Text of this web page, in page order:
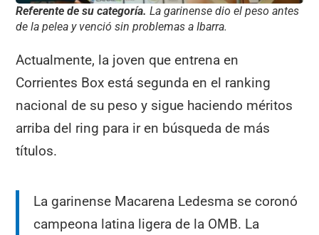
Referente de su categoría.La garinense dio el peso antes
de la pelea y venció sin problemas a Ibarra.
Actualmente, la joven que entrena en
Corrientes Box está segunda en el ranking
nacional de su peso y sigue haciendo méritos
arriba del ring para ir en búsqueda de más
títulos.
La garinense Macarena Ledesma se coronó
campeona latina ligera de la OMB. La